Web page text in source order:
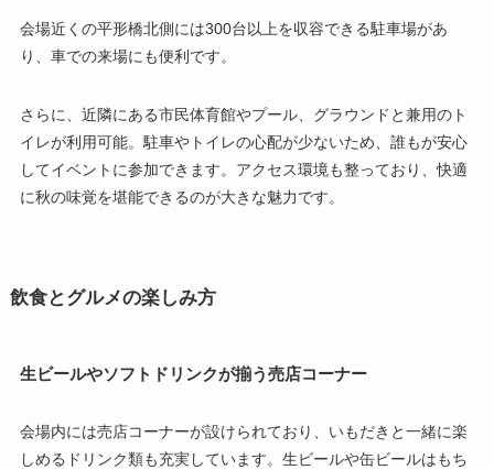
会場近くの平形橋北側には300台以上を収容できる駐車場があ
り、車での来場にも便利です。
さらに、近隣にある市民体育館やプール、グラウンドと兼用のト
イレが利用可能。駐車やトイレの心配が少ないため、誰もが安心
してイベントに参加できます。アクセス環境も整っており、快適
に秋の味覚を堪能できるのが大きな魅力です。
飲食とグルメの楽しみ方
生ビールやソフトドリンクが揃う売店コーナー
会場内には売店コーナーが設けられており、いもだきと一緒に楽
しめるドリンク類も充実しています。生ビールや缶ビールはもち